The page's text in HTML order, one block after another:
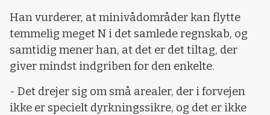
Han vurderer, at minivådområder kan flytte
temmelig meget N i det samlede regnskab, og
samtidig mener han, at det er det tiltag, der
giver mindst indgriben for den enkelte.
- Det drejer sig om små arealer, der i forvejen
ikke er specielt dyrkningssikre, og det er ikke